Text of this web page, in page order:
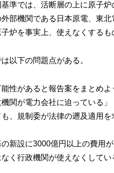
準では、活断層の上に原子
部機関である日本原電、東
炉を事実上、使えなくするも
以下の問題点がある。
能性があると報告案をまとめ
関が電力会社に迫っている」
も、規制委が法律の遡及適用
の新設に3000億円以上の費用
く行政機関が使えなくして